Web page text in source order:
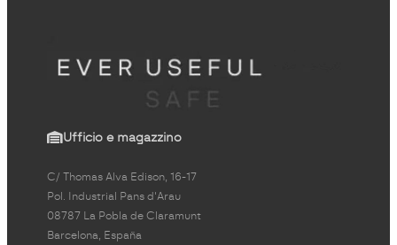
Ufficio e magazzino
C/ Thomas Alva Edison, 16-17
Pol. Industrial Pans d'Arau
08787 La Pobla de Claramunt
Barcelona, España